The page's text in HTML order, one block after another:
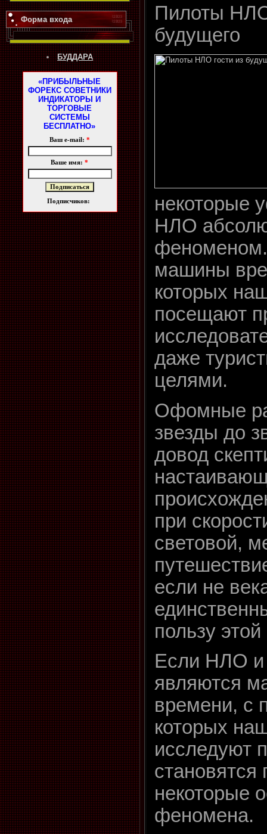
Форма входа
БУДДАРА
«ПРИБЫЛЬНЫЕ
ФОРЕКС СОВЕТНИКИ
ИНДИКАТОРЫ И
ТОРГОВЫЕ
СИСТЕМЫ
БЕСПЛАТНО»
Ваш e-mail: *
Ваше имя:*
Подписчиков:
Пилоты
будущего
некоторые
НЛО
феноменом.
машины
которых
посещают
даже
целями.
Офомные
звезды до
довод
при
световой,
если не
пользу
Если НЛО и
являются
времени, с
которых
исследуют
некоторые
феномена.